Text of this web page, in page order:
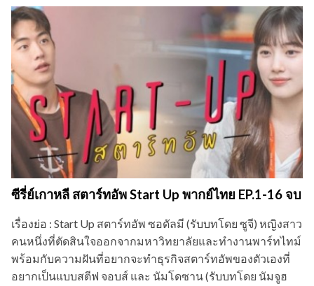
ซีรี่ย์เกาหลี สตาร์ทอัพ Start Up พากย์ไทย EP.1-16 จบ
เรื่องย่อ : Start Up สตาร์ทอัพ ซอดัลมี (รับบทโดย ซูจี) หญิงสาว
คนหนึ่งที่ตัดสินใจออกจากมหาวิทยาลัยและทำงานพาร์ทไทม์
พร้อมกับความฝันที่อยากจะทำธุรกิจสตาร์ทอัพของตัวเองที่
อยากเป็นแบบสตีฟ จอบส์ และ นัมโดซาน (รับบทโดย นัมจูฮ